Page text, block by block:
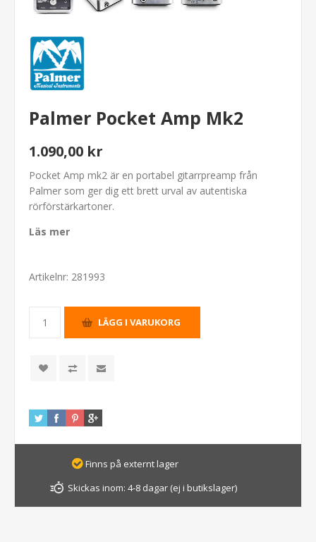
Palmer Pocket Amp Mk2
1.090,00 kr
Pocket Amp mk2 är en portabel gitarrpreamp från
Palmer som ger dig ett brett urval av autentiska
rörförstärkartoner.
Läs mer
Artikelnr: 281993
Finns på externt lager
Skickas inom: 4-8 dagar (ej i butikslager)